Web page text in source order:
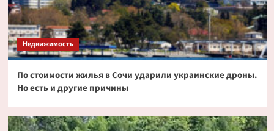
Недвижимость
По стоимости жилья в Сочи ударили украинские дроны.
Но есть и другие причины